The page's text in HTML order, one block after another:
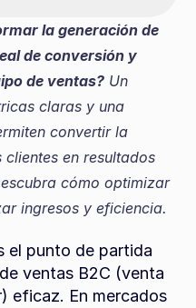
la generación de
de conversión y
de ventas? Un
claras y una
convertir la
en resultados
cómo optimizar
ingresos y eficiencia.
el punto de partida
ventas B2C (venta
eficaz. En mercados